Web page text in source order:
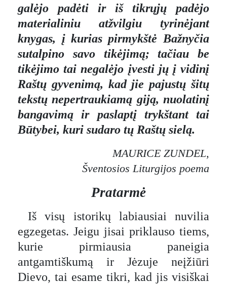
galėjo padėti ir iš tikrųjų padėjo
materialiniu atžvilgiu tyrinėjant
knygas, į kurias pirmykštė Bažnyčia
sutalpino savo tikėjimą; tačiau be
tikėjimo tai negalėjo įvesti jų į vidinį
Raštų gyvenimą, kad jie pajustų šitų
tekstų nepertraukiamą giją, nuolatinį
bangavimą ir paslaptį trykštant tai
Būtybei, kuri sudaro tų Raštų sielą.
MAURICE ZUNDEL,
Šventosios Liturgijos poema
Pratarmė
Iš visų istorikų labiausiai nuvilia
egzegetas. Jeigu jisai priklauso tiems,
kurie pirmiausia paneigia
antgamtiškumą ir Jėzuje neįžiūri
Dievo, tai esame tikri, kad jis visiškai